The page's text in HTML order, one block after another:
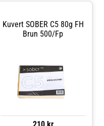
Kuvert SOBER C5 80g FH
Brun 500/fp